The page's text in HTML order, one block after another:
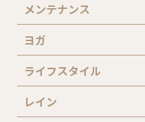
メンテナンス
ヨガ
ライフスタイル
レイン